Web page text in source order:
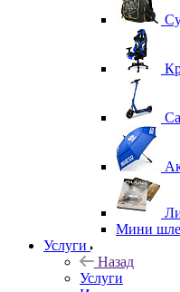
Мини
Услуги
Назад
Услуги